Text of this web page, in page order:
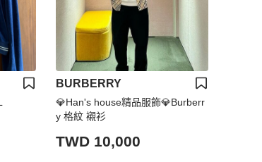
BURBERRY
💎Han's house精品服飾💎Burberr
y 格紋 襯衫
TWD 10,000